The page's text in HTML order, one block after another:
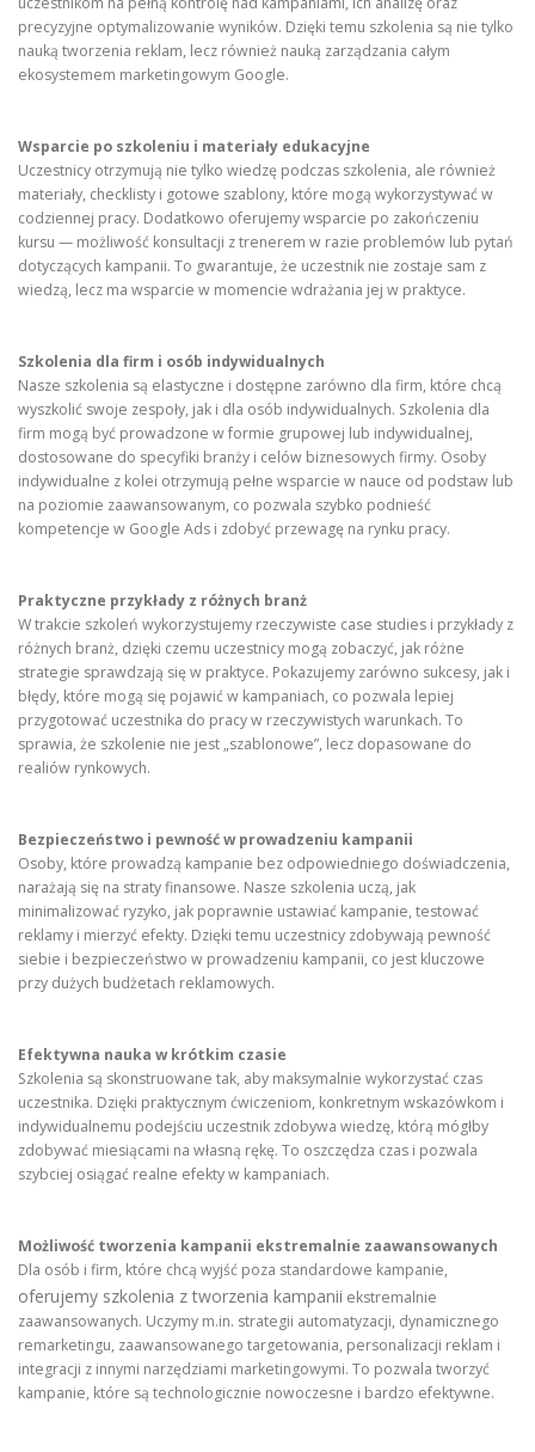
precyzyjne optymalizowanie wyników. Dzięki temu szkolenia są nie tylko
nauką tworzenia reklam, lecz również nauką zarządzania całym
ekosystemem marketingowym Google.
Wsparcie po szkoleniu i materiały edukacyjne
Uczestnicy otrzymują nie tylko wiedzę podczas szkolenia, ale również
materiały, checklisty i gotowe szablony, które mogą wykorzystywać w
codziennej pracy. Dodatkowo oferujemy wsparcie po zakończeniu
kursu — możliwość konsultacji z trenerem w razie problemów lub pytań
dotyczących kampanii. To gwarantuje, że uczestnik nie zostaje sam z
wiedzą, lecz ma wsparcie w momencie wdrażania jej w praktyce.
Szkolenia dla firm i osób indywidualnych
Nasze szkolenia są elastyczne i dostępne zarówno dla firm, które chcą
wyszkolić swoje zespoły, jak i dla osób indywidualnych. Szkolenia dla
firm mogą być prowadzone w formie grupowej lub indywidualnej,
dostosowane do specyfiki branży i celów biznesowych firmy. Osoby
indywidualne z kolei otrzymują pełne wsparcie w nauce od podstaw lub
na poziomie zaawansowanym, co pozwala szybko podnieść
kompetencje w Google Ads i zdobyć przewagę na rynku pracy.
Praktyczne przykłady z różnych branż
W trakcie szkoleń wykorzystujemy rzeczywiste case studies i przykłady z
różnych branż, dzięki czemu uczestnicy mogą zobaczyć, jak różne
strategie sprawdzają się w praktyce. Pokazujemy zarówno sukcesy, jak i
błędy, które mogą się pojawić w kampaniach, co pozwala lepiej
przygotować uczestnika do pracy w rzeczywistych warunkach. To
sprawia, że szkolenie nie jest „szablonowe”, lecz dopasowane do
realiów rynkowych.
Bezpieczeństwo i pewność w prowadzeniu kampanii
Osoby, które prowadzą kampanie bez odpowiedniego doświadczenia,
narażają się na straty finansowe. Nasze szkolenia uczą, jak
minimalizować ryzyko, jak poprawnie ustawiać kampanie, testować
reklamy i mierzyć efekty. Dzięki temu uczestnicy zdobywają pewność
siebie i bezpieczeństwo w prowadzeniu kampanii, co jest kluczowe
przy dużych budżetach reklamowych.
Efektywna nauka w krótkim czasie
Szkolenia są skonstruowane tak, aby maksymalnie wykorzystać czas
uczestnika. Dzięki praktycznym ćwiczeniom, konkretnym wskazówkom i
indywidualnemu podejściu uczestnik zdobywa wiedzę, którą mógłby
zdobywać miesiącami na własną rękę. To oszczędza czas i pozwala
szybciej osiągać realne efekty w kampaniach.
Możliwość tworzenia kampanii ekstremalnie zaawansowanych
Dla osób i firm, które chcą wyjść poza standardowe kampanie,
oferujemy szkolenia z tworzenia kampanii ekstremalnie
zaawansowanych. Uczymy m.in. strategii automatyzacji, dynamicznego
remarketingu, zaawansowanego targetowania, personalizacji reklam i
integracji z innymi narzędziami marketingowymi. To pozwala tworzyć
kampanie, które są technologicznie nowoczesne i bardzo efektywne.